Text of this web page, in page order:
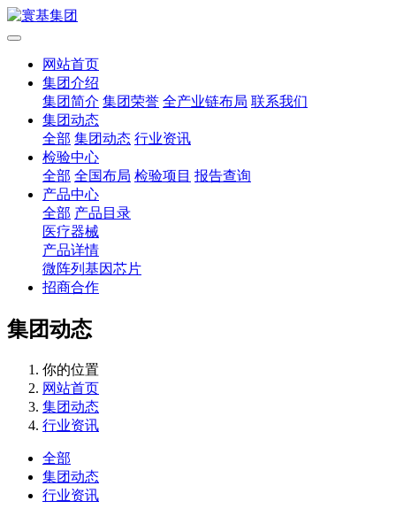
网站首页
集团介绍
集团简介 集团荣誉 全产业链布局 联系我们
集团动态
全部 集团动态 行业资讯
检验中心
全部 全国布局 检验项目 报告查询
产品中心
全部 产品目录
医疗器械
产品详情
微阵列基因芯片
招商合作
集团动态
你的位置
网站首页
集团动态
行业资讯
全部
集团动态
行业资讯